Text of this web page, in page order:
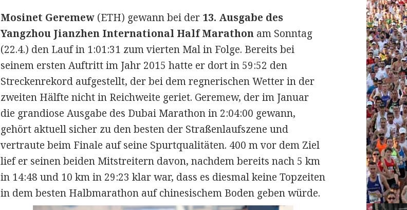
Mosinet Geremew (ETH) gewann bei der 13. Ausgabe des
Yangzhou Jianzhen International Half Marathon am Sonntag
(22.4.) den Lauf in 1:01:31 zum vierten Mal in Folge. Bereits bei
seinem ersten Auftritt im Jahr 2015 hatte er dort in 59:52 den
Streckenrekord aufgestellt, der bei dem regnerischen Wetter in der
zweiten Hälfte nicht in Reichweite geriet. Geremew, der im Januar
die grandiose Ausgabe des Dubai Marathon in 2:04:00 gewann,
gehört aktuell sicher zu den besten der Straßenlaufszene und
vertraute beim Finale auf seine Spurtqualitäten. 400 m vor dem Ziel
lief er seinen beiden Mitstreitern davon, nachdem bereits nach 5 km
in 14:48 und 10 km in 29:23 klar war, dass es diesmal keine Topzeiten
in dem besten Halbmarathon auf chinesischem Boden geben würde.